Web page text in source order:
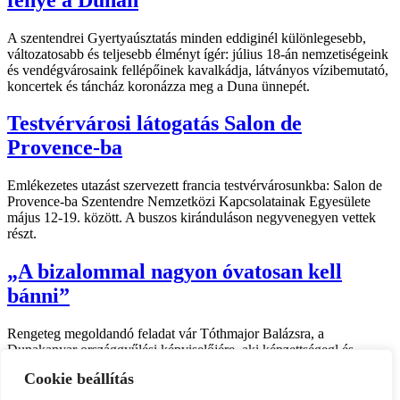
Cookie beállítás
A szentendrei Gyertyaúsztatás minden eddiginél különlegesebb,
változatosabb és teljesebb élményt ígér: július 18-án nemzetiségeink
és vendégvárosaink fellépőinek kavalkádja, látványos vízibemutató,
koncertek és táncház koronázza meg a Duna ünnepét.
Testvérvárosi látogatás Salon de
Provence-ba
Emlékezetes utazást szervezett francia testvérvárosunkba: Salon de
Provence-ba Szentendre Nemzetközi Kapcsolatainak Egyesülete
május 12-19. között. A buszos kiránduláson negyvenegyen vettek
részt.
„A bizalommal nagyon óvatosan kell
bánni”
Rengeteg megoldandó feladat vár Tóthmajor Balázsra, a
Dunakanyar országgyűlési képviselőjére, aki képzettségegl és